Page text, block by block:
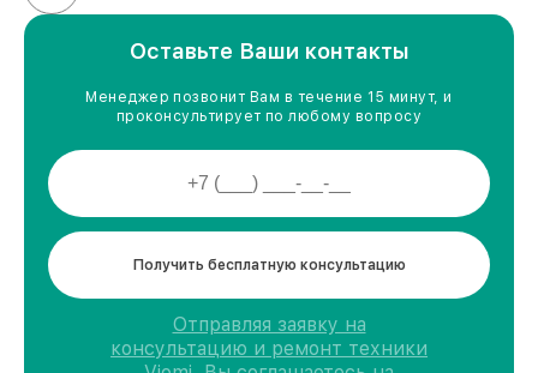
Оставьте Ваши контакты
Менеджер позвонит Вам в течение 15 минут, и
проконсультирует по любому вопросу
Получить бесплатную консультацию
Отправляя заявку на
консультацию и ремонт техники